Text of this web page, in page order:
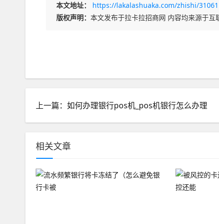
本文地址：
https://lakalashuaka.com/zhishi/
版权声明： 本文发布于拉卡拉招商网 内容均来源于互
上一篇：如何办理银行pos机_pos机银行怎么办理
相关文章